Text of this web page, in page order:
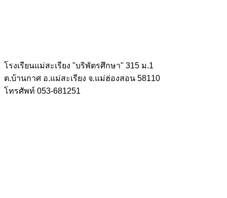
โรงเรียนแม่สะเรียง "บริพัตรศึกษา" 315 ม.1
ต.บ้านกาศ อ.แม่สะเรียง จ.แม่ฮ่องสอน 58110
โทรศัพท์ 053-681251